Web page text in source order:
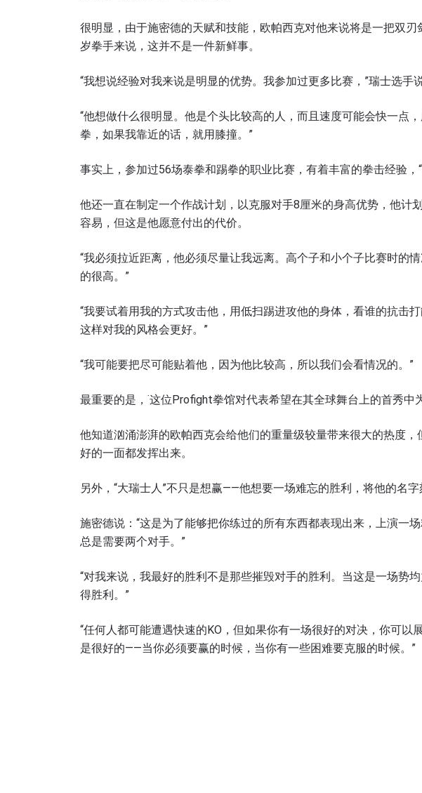
很明显，由于施密德的天赋和技能，欧帕西克对他来说将是一把双
岁拳手来说，这并不是一件新鲜事。
“我想说经验对我来说是明显的优势。我参加过更多比赛，”瑞士选手说
“他想做什么很明显。他是个头比较高的人，而且速度可能会快一点
拳，如果我靠近的话，就用膝撞。”
事实上，参加过56场泰拳和踢拳的职业比赛，有着丰富的拳击经验，
他还一直在制定一个作战计划，以克服对手8厘米的身高优势，他计
容易，但这是他愿意付出的代价。
“我必须拉近距离，他必须尽量让我远离。高个子和小个子比赛时的
的很高。”
“我要试着用我的方式攻击他，用低扫踢进攻他的身体，看谁的抗击
这样对我的风格会更好。”
“我可能要把尽可能贴着他，因为他比较高，所以我们会看情况的。”
最重要的是，˙这位Profight拳馆对代表希望在其全球舞台上的首秀中
他知道汹涌澎湃的欧帕西克会给他们的重量级较量带来很大的热度
好的一面都发挥出来。
另外，“大瑞士人”不只是想赢——他想要一场难忘的胜利，将他的名字
施密德说：“这是为了能够把你练过的所有东西都表现出来，上演一
总是需要两个对手。”
“对我来说，我最好的胜利不是那些摧毁对手的胜利。当这是一场势
得胜利。”
“任何人都可能遭遇快速的KO，但如果你有一场很好的对决，你可以
是很好的——当你必须要赢的时候，当你有一些困难要克服的时候。”
赛事
福利以及优先机遇获得直
提交此表格签署弹出免责